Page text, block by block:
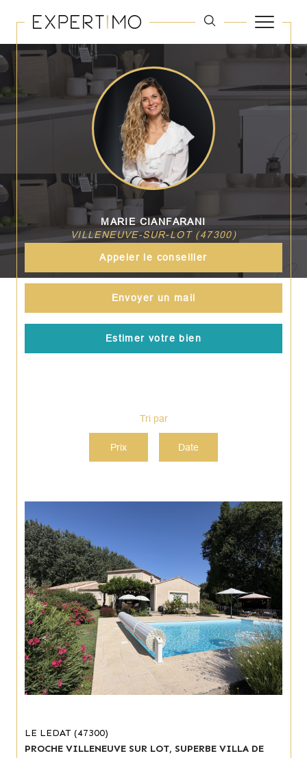
MARIE CIANFARANI
VILLENEUVE-SUR-LOT (47300)
Appeler le conseiller
Envoyer un mail
Estimer votre bien
Tri par
Prix Date
LE LEDAT (47300)
PROCHE VILLENEUVE SUR LOT, SUPERBE VILLA DE